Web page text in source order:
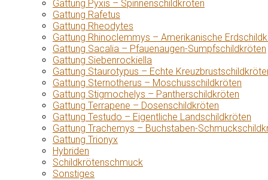
Gattung Pyxis – Spinnenschildkröten
Gattung Rafetus
Gattung Rheodytes
Gattung Rhinoclemmys – Amerikanische
Gattung Sacalia – Pfauenaugen-Sumpfschildkröten
Gattung Siebenrockiella
Gattung Staurotypus – Echte
Gattung Sternotherus – Moschusschildkröten
Gattung Stigmochelys – Pantherschildkröten
Gattung Terrapene – Dosenschildkröten
Gattung Testudo – Eigentliche Landschildkröten
Gattung Trachemys – Buchstaben-
Gattung Trionyx
Hybriden
Schildkrötenschmuck
Sonstiges